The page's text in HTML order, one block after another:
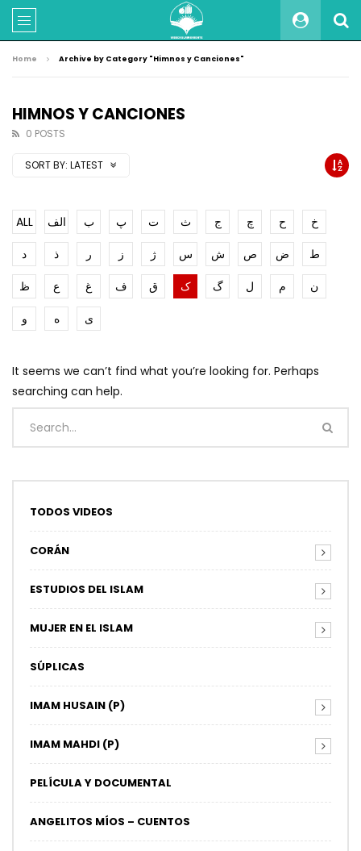
Home Archive by Category "Himnos y Canciones"
HIMNOS Y CANCIONES
0 POSTS
SORT BY: LATEST
ALL الف ب پ ت ث ج چ ح
خ
د
ذ ر ز ژ س ش ص ض
ط
ظ
ع غ ف ق ک گ ل م
ن
و
ه ی
It seems we can’t find what you’re looking for. Perhaps
searching can help.
TODOS VIDEOS
CORÁN
ESTUDIOS DEL ISLAM
MUJER EN EL ISLAM
SÚPLICAS
IMAM HUSAIN (P)
IMAM MAHDI (P)
PELÍCULA Y DOCUMENTAL
ANGELITOS MÍOS – CUENTOS